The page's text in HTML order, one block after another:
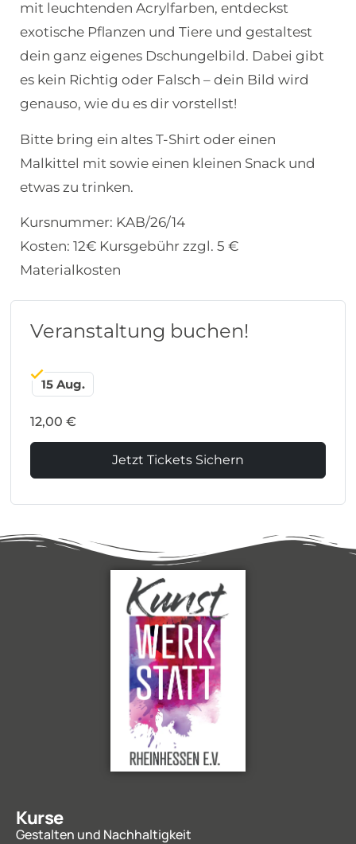
mit leuchtenden Acrylfarben, entdeckst
exotische Pflanzen und Tiere und gestaltest
dein ganz eigenes Dschungelbild. Dabei gibt
es kein Richtig oder Falsch – dein Bild wird
genauso, wie du es dir vorstellst!
Bitte bring ein altes T-Shirt oder einen
Malkittel mit sowie einen kleinen Snack und
etwas zu trinken.
Kursnummer: KAB/26/14
Kosten: 12€ Kursgebühr zzgl. 5 €
Materialkosten
Veranstaltung buchen!
15 Aug.
12,00 €
Jetzt Tickets Sichern
Kurse
Gestalten und Nachhaltigkeit